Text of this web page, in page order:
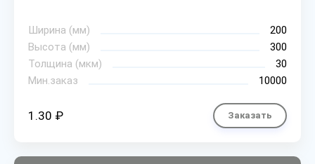
Ширина (мм)
200
Высота (мм)
300
Толщина (мкм)
30
Мин.заказ
10000
1.30 ₽ Заказать